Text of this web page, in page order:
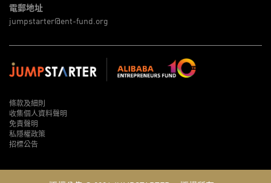
電郵地址
jumpstarter@ent-fund.org
條款及細則
收集個人資料聲明
免責聲明
私隱權政策
招標公告